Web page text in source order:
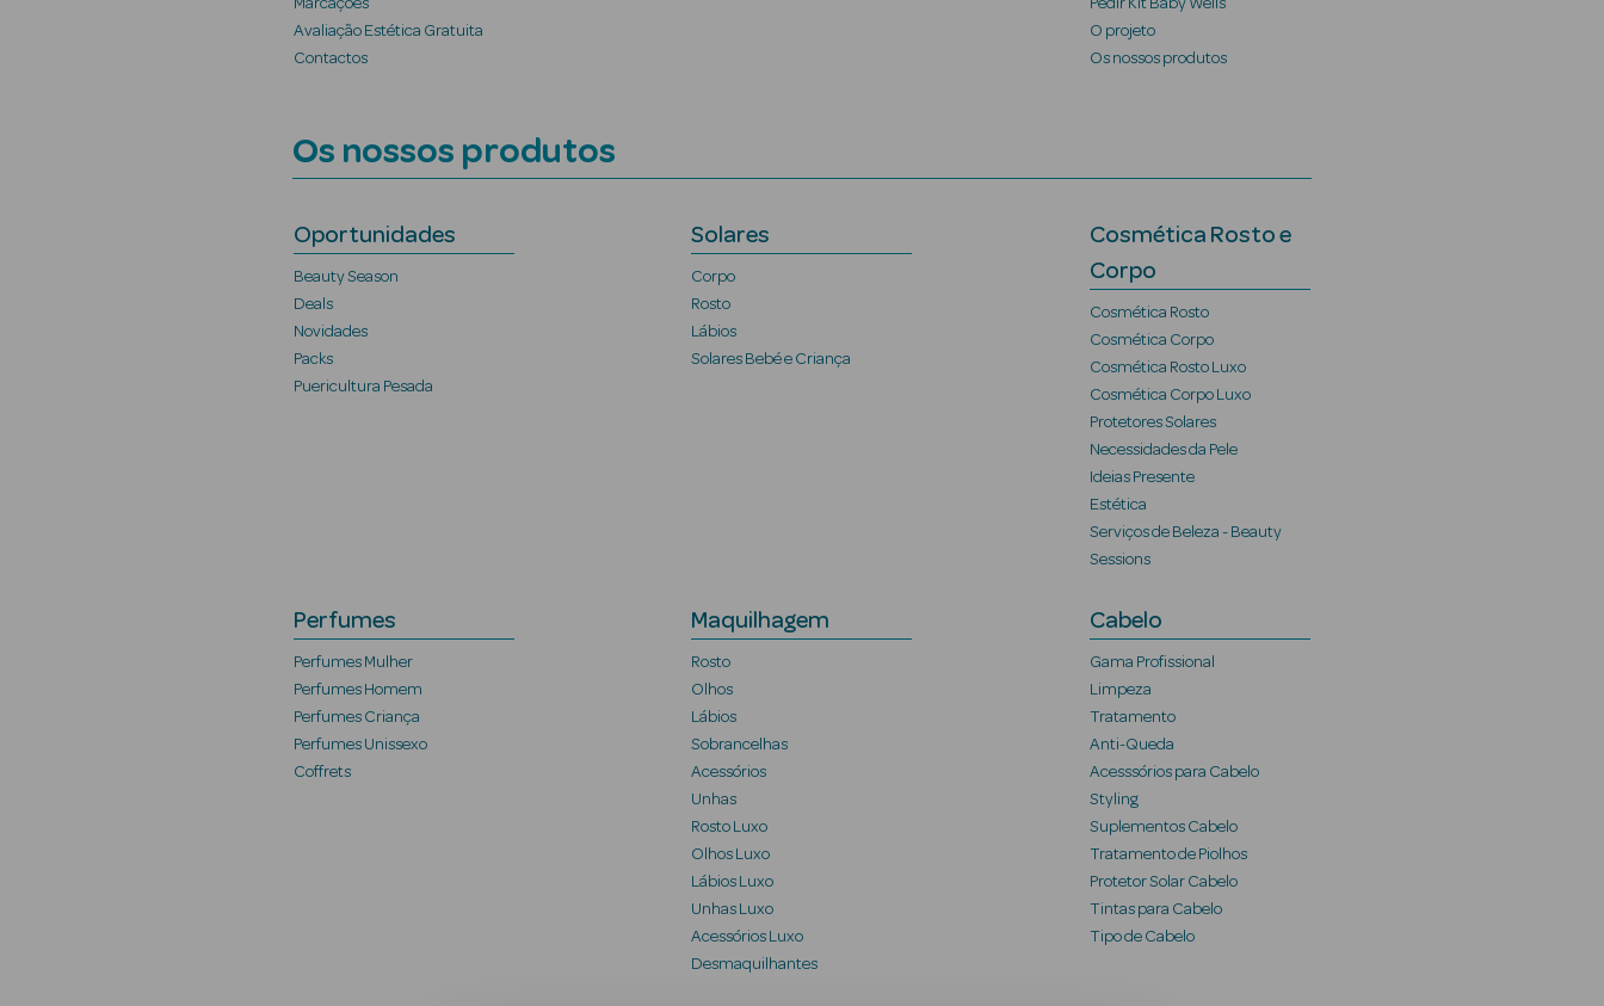
Marcações
Avaliação Estética Gratuita
Contactos
Pedir Kit Baby Wells
O projeto
Os nossos produtos
Os nossos produtos
Oportunidades
Beauty Season
Deals
Novidades
Packs
Puericultura Pesada
Solares
Corpo
Rosto
Lábios
Solares Bebé e Criança
Cosmética Rosto e
Corpo
Cosmética Rosto
Cosmética Corpo
Cosmética Rosto Luxo
Cosmética Corpo Luxo
Protetores Solares
Necessidades da Pele
Ideias Presente
Estética
Serviços de Beleza - Beauty
Sessions
Perfumes
Perfumes Mulher
Perfumes Homem
Perfumes Criança
Perfumes Unissexo
Coffrets
Maquilhagem
Rosto
Olhos
Lábios
Sobrancelhas
Acessórios
Unhas
Rosto Luxo
Olhos Luxo
Lábios Luxo
Unhas Luxo
Acessórios Luxo
Desmaquilhantes
Cabelo
Gama Profissional
Limpeza
Tratamento
Anti-Queda
Acesssórios para Cabelo
Styling
Suplementos Cabelo
Tratamento de Piolhos
Protetor Solar Cabelo
Tintas para Cabelo
Tipo de Cabelo